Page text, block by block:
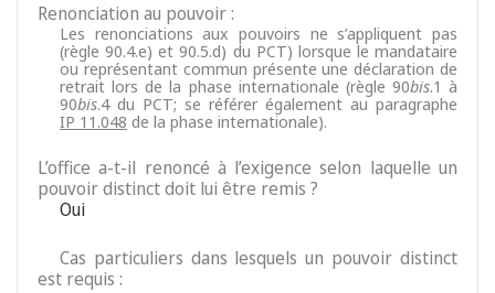
Renonciation au pouvoir :
Les renonciations aux pouvoirs ne s’appliquent pas
(règle 90.4.e) et 90.5.d) du PCT) lorsque le mandataire
ou représentant commun présente une déclaration de
retrait lors de la phase internationale (règle 90bis.1 à
90bis.4 du PCT; se référer également au paragraphe
IP 11.048 de la phase internationale).
L’office a-t-il renoncé à l’exigence selon laquelle un
pouvoir distinct doit lui être remis ?
Oui
Cas particuliers dans lesquels un pouvoir distinct
est requis :